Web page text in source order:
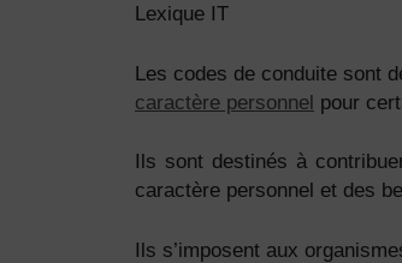
Lexique IT
Les codes de conduite sont
caractère personnel pour
Ils sont destinés à
caractère personnel et des
Ils s’imposent aux